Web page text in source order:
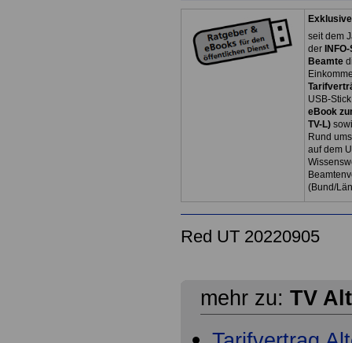
seit dem
der
Beamte
USB-
eBook
TV-L)
Rund
auf dem
(Bund/
Red UT 20220905
mehr zu: TV